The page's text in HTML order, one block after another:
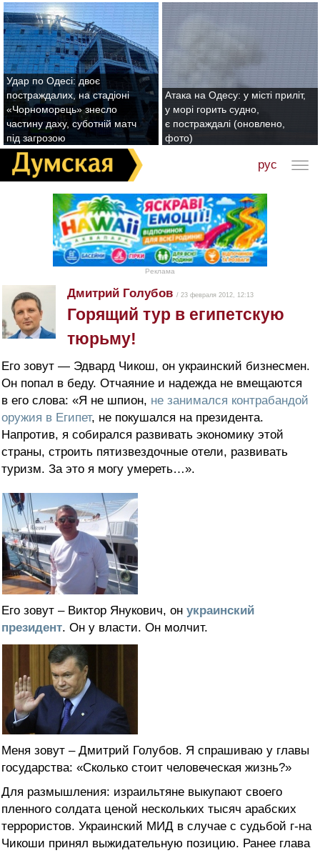
Удар по Одесі: двоє
постраждалих, на стадіоні
«Чорноморець» знесло
частину даху, суботній матч
під загрозою
Атака на Одесу: у місті приліт,
у морі горить судно,
є постраждалі (оновлено,
фото)
рус
Реклама
Дмитрий Голубов / 23 февраля 2012, 12:13
Горящий тур в египетскую
тюрьму!
Его зовут — Эдвард Чикош, он украинский бизнесмен.
Он попал в беду. Отчаяние и надежда не вмещаются
в его слова: «Я не шпион, не занимался контрабандой
оружия в Египет, не покушался на президента.
Напротив, я собирался развивать экономику этой
страны, строить пятизвездочные отели, развивать
туризм. За это я могу умереть…».
Его зовут – Виктор Янукович, он украинский
президент. Он у власти. Он молчит.
Меня зовут – Дмитрий Голубов. Я спрашиваю у главы
государства: «Сколько стоит человеческая жизнь?»
Для размышления: израильтяне выкупают своего
пленного солдата ценой нескольких тысяч арабских
террористов. Украинский МИД в случае с судьбой г-на
Чикоши принял выжидательную позицию. Ранее глава